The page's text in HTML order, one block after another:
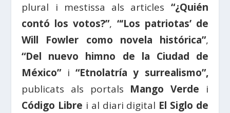
plural i mestissa als articles “¿Quién
contó los votos?”, “‘Los patriotas’ de
Will Fowler como novela histórica”,
“Del nuevo himno de la Ciudad de
México”i “Etnolatría y surrealismo”,
publicats als portals Mango Verde i
Código Libre i al diari digital El Siglo de